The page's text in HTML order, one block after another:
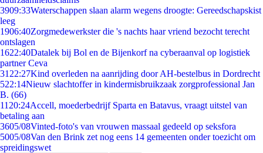
3909:33Waterschappen slaan alarm wegens droogte: Gereedschapskist
leeg
1906:40Zorgmedewerkster die 's nachts haar vriend bezocht terecht
ontslagen
1622:40Datalek bij Bol en de Bijenkorf na cyberaanval op logistiek
partner Ceva
31 22:27Kind overleden na aanrijding door AH-bestelbus in Dordrecht
522:14Nieuw slachtoffer in kindermisbruikzaak zorgprofessional Jan
B. (66)
11 20:24Accell, moederbedrijf Sparta en Batavus, vraagt uitstel van
betaling aan
3605/08Vinted-foto's van vrouwen massaal gedeeld op seksfora
5005/08Van den Brink zet nog eens 14 gemeenten onder toezicht om
spreidingswet